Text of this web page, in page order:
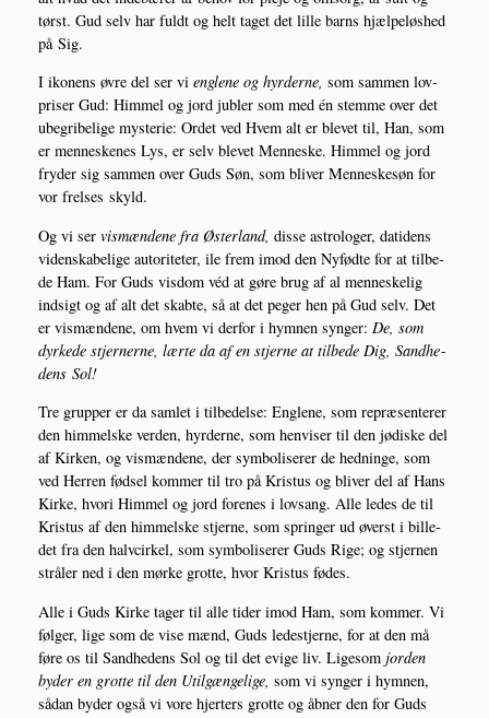
tørst. Gud selv har fuldt og helt taget det lil­le barns hjæl­pe­løs­hed
på Sig.
I iko­nens øvre del ser vi eng­le­ne og hyr­der­ne, som sam­men lov­
pri­ser Gud: Him­mel og jord jub­ler som med én stem­me over det
ube­gri­be­li­ge myste­rie: Ordet ved Hvem alt er ble­vet til, Han, som
er men­ne­ske­nes Lys, er selv ble­vet Men­ne­ske. Him­mel og jord
fry­der sig sam­men over Guds Søn, som bli­ver Men­ne­ske­søn for
vor frel­ses skyld.
Og vi ser vis­mæn­de­ne fra Øster­land, dis­se astro­lo­ger, dati­dens
viden­ska­be­li­ge auto­ri­te­ter, ile frem imod den Nyfød­te for at til­be­
de Ham. For Guds vis­dom véd at gøre brug af al men­ne­ske­lig
ind­sigt og af alt det skab­te, så at det peger hen på Gud selv. Det
er vis­mæn­de­ne, om hvem vi der­for i hym­nen syn­ger: De, som
dyr­ke­de stjer­ner­ne, lær­te da af en stjer­ne at til­be­de Dig, Sand­he­
dens Sol!
Tre grup­per er da sam­let i til­be­del­se: Eng­le­ne, som repræ­sen­te­rer
den him­mel­ske ver­den, hyr­der­ne, som hen­vi­ser til den jødi­ske del
af Kir­ken, og vis­mæn­de­ne, der sym­bo­li­se­rer de hed­nin­ge, som
ved Her­ren fød­sel kom­mer til tro på Kristus og bli­ver del af Hans
Kir­ke, hvori Him­mel og jord for­e­nes i lovsang. Alle ledes de til
Kristus af den him­mel­ske stjer­ne, som sprin­ger ud øverst i bil­le­
det fra den halvcir­kel, som sym­bo­li­se­rer Guds Rige; og stjer­nen
strå­ler ned i den mør­ke grot­te, hvor Kristus fødes.
Alle i Guds Kir­ke tager til alle tider imod Ham, som kom­mer. Vi
føl­ger, lige som de vise mænd, Guds lede­stjer­ne, for at den må
føre os til Sand­he­dens Sol og til det evi­ge liv. Lige­som jor­den
byder en grot­te til den Util­gæn­ge­li­ge, som vi syn­ger i hym­nen,
sådan byder også vi vore hjer­ters grot­te og åbner den for Guds